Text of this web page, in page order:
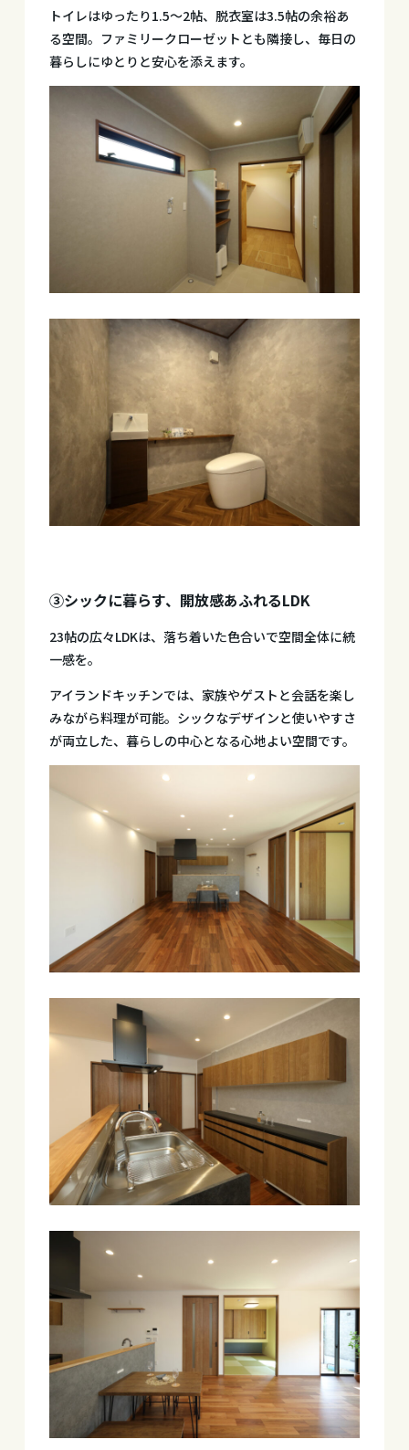
トイレはゆったり1.5～2帖、脱衣室は3.5帖の余裕あ
る空間。ファミリークローゼットとも隣接し、毎日の
暮らしにゆとりと安心を添えます。
③シックに暮らす、開放感あふれるLDK
23帖の広々LDKは、落ち着いた色合いで空間全体に統
一感を。
アイランドキッチンでは、家族やゲストと会話を楽し
みながら料理が可能。シックなデザインと使いやすさ
が両立した、暮らしの中心となる心地よい空間です。